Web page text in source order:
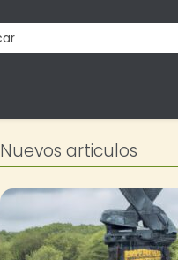
Nuevos articulos